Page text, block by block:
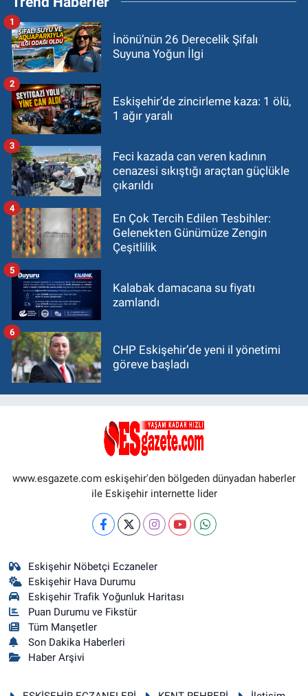
İnönü’nün 26 Derecelik Şifalı
Suyuna Yoğun İlgi
1
Eskişehir’de zincirleme kaza: 1 ölü,
1 ağır yaralı
2
Feci kazada can veren kadının
cenazesi sıkıştığı araçtan güçlükle
çıkarıldı
3
En Çok Tercih Edilen Tesbihler:
Gelenekten Günümüze Zengin
Çeşitlilik
4
Kalabak damacana su fiyatı
zamlandı
5
CHP Eskişehir’de yeni il yönetimi
göreve başladı
6
www.esgazete.com eskişehir'den bölgeden dünyadan haberler
ile Eskişehir internette lider
Eskişehir Nöbetçi Eczaneler
Eskişehir Hava Durumu
Eskişehir Trafik Yoğunluk Haritası
Puan Durumu ve Fikstür
Tüm Manşetler
Son Dakika Haberleri
Haber Arşivi